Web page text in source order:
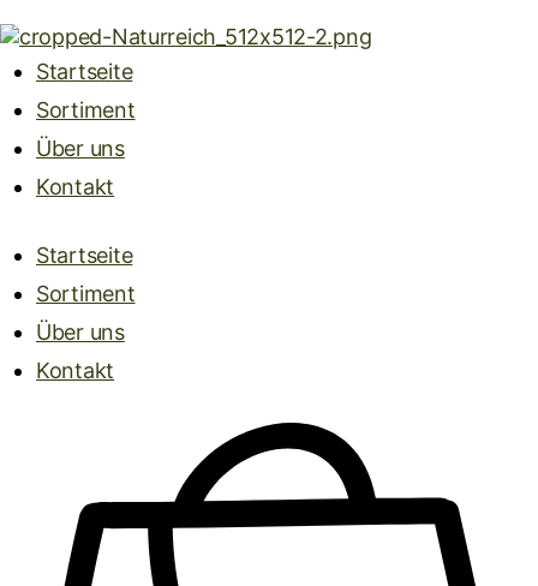
Startseite
Sortiment
Über uns
Kontakt
Startseite
Sortiment
Über uns
Kontakt